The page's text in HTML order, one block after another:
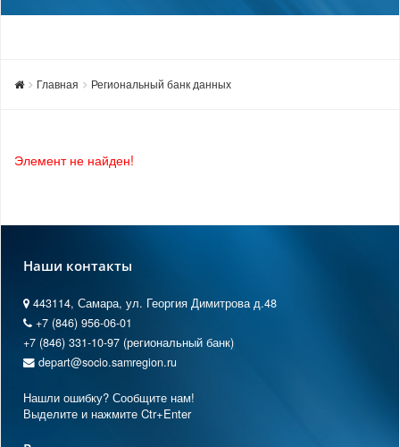
Главная Региональный банк данных
Элемент не найден!
Наши контакты
443114, Самара, ул. Георгия Димитрова д.48
+7 (846) 956-06-01
+7 (846) 331-10-97 (региональный банк)
depart@socio.samregion.ru
Нашли ошибку? Сообщите нам!
Выделите и нажмите Ctr+Enter